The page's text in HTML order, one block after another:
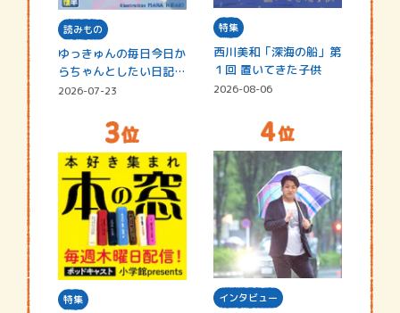
読みもの
ゆっきゅんの毎日今日か
らちゃんとしたい日記
☆202…
2026-07-23
特集
西川美和「深海の船」第
１回 置いてきた子供
2026-08-06
特集 インタビュー